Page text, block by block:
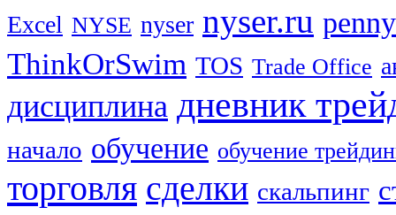
Excel NYSE nyser nyser.ru
ThinkOrSwim TOS Trade Office
дисциплина дневник
начало обучение обучение
торговля сделки скальпинг